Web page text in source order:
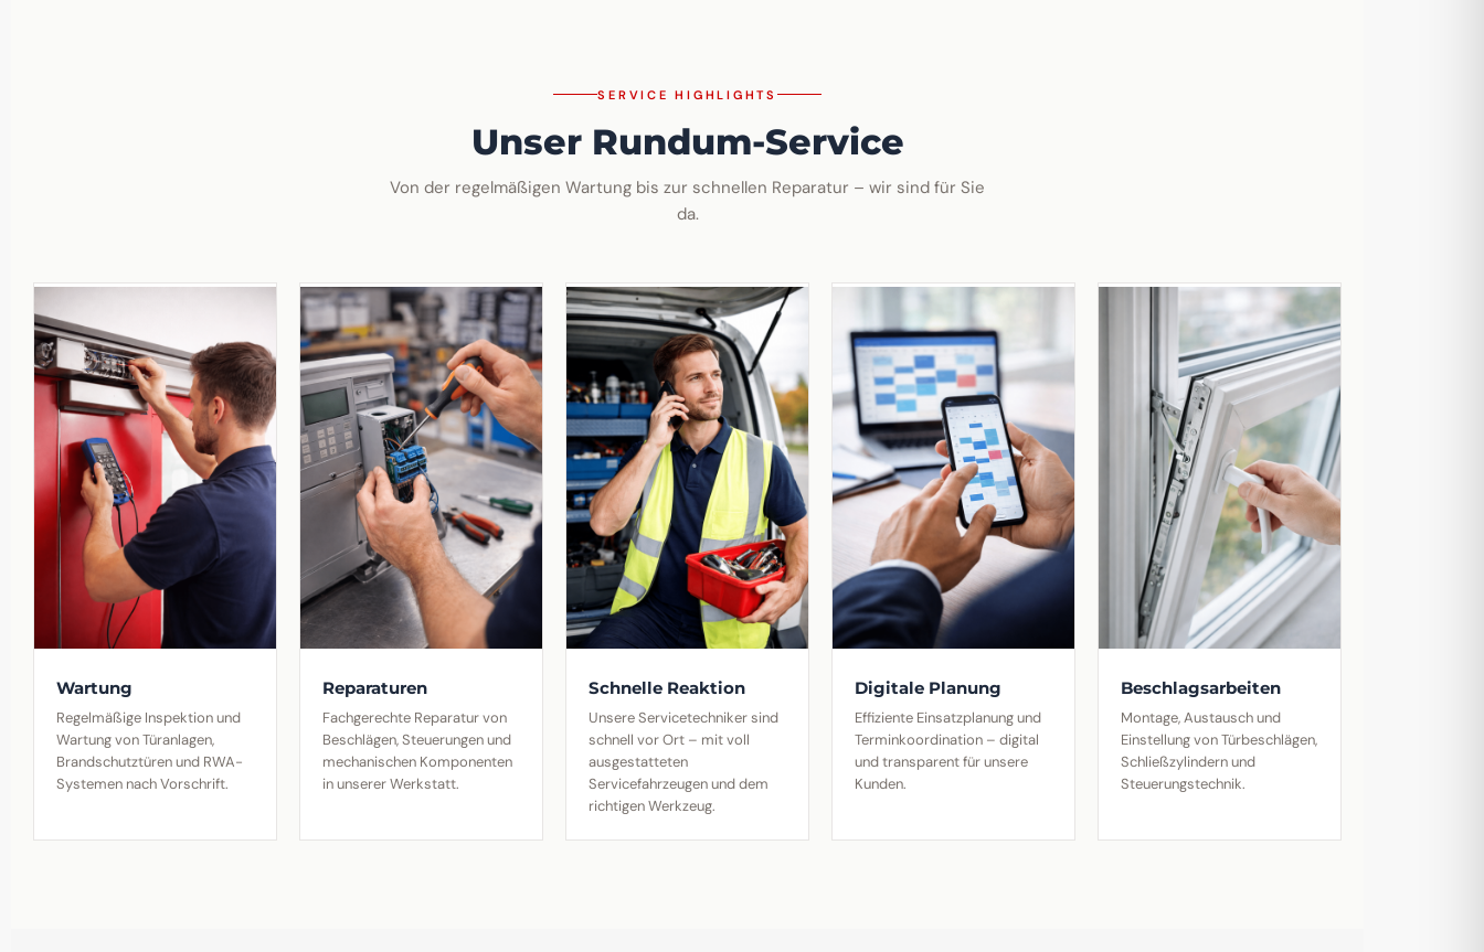
SERVICE HIGHLIGHTS
Unser Rundum-Service
Von der regelmäßigen Wartung bis zur schnellen Reparatur – wir sind für Sie
da.
Wartung
Regelmäßige Inspektion und
Wartung von Türanlagen,
Brandschutztüren und RWA-
Systemen nach Vorschrift.
Reparaturen
Fachgerechte Reparatur von
Beschlägen, Steuerungen und
mechanischen Komponenten
in unserer Werkstatt.
Schnelle Reaktion
Unsere Servicetechniker sind
schnell vor Ort – mit voll
ausgestatteten
Servicefahrzeugen und dem
richtigen Werkzeug.
Digitale Planung
Effiziente Einsatzplanung und
Terminkoordination – digital
und transparent für unsere
Kunden.
Beschlagsarbeiten
Montage, Austausch und
Einstellung von Türbeschlägen,
Schließzylindern und
Steuerungstechnik.